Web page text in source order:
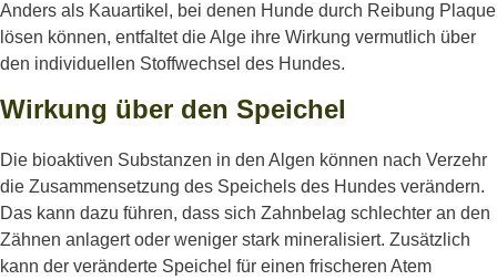
Anders als Kauartikel, bei denen Hunde durch Reibung Plaque
lösen können, entfaltet die Alge ihre Wirkung vermutlich über
den individuellen Stoffwechsel des Hundes.
Wirkung über den Speichel
Die bioaktiven Substanzen in den Algen können nach Verzehr
die Zusammensetzung des Speichels des Hundes verändern.
Das kann dazu führen, dass sich Zahnbelag schlechter an den
Zähnen anlagert oder weniger stark mineralisiert. Zusätzlich
kann der veränderte Speichel für einen frischeren Atem